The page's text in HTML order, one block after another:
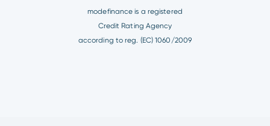
modefinance is a registered
Credit Rating Agency
according to reg. (EC) 1060/2009